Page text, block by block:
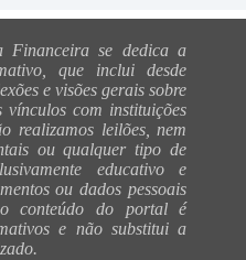
Financeira se dedica a
que inclui desde
e visões gerais sobre
vínculos com instituições
realizamos leilões, nem
ou qualquer tipo de
educativo e
ou dados pessoais
o conteúdo do portal é
e não substitui a